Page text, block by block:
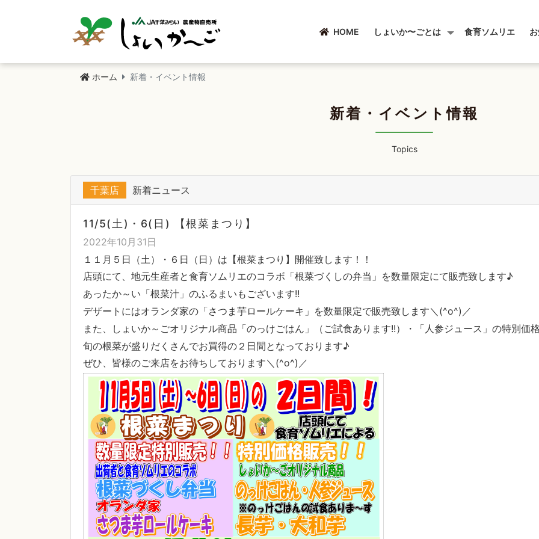
HOME しょいか〜ごとは 食育ソムリエ
ホーム 新着・イベント情報
新着・イベント情報
Topics
千葉店 新着ニュース
11/5(土)・6(日) 【根菜まつり】
2022年10月31日
１１月５日（土）・６日（日）は【根菜まつり】開催致します！！
店頭にて、地元生産者と食育ソムリエのコラボ「根菜づくしの弁当」を数量限定にて販売致します♪
あったか～い「根菜汁」のふるまいもございます!!
デザートにはオランダ家の「さつま芋ロールケーキ」を数量限定で販売致します＼(^o^)／
また、しょいか～ごオリジナル商品「のっけごはん」（ご試食あります!!）・「人参ジュース」の特別価
旬の根菜が盛りだくさんでお買得の２日間となっております♪
ぜひ、皆様のご来店をお待ちしております＼(^o^)／